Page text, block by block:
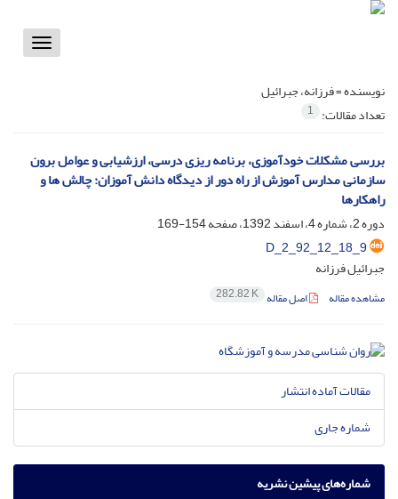
Toggle
نویسنده =فرزانه، جبرائیل
تعداد مقالات: 1
بررسی مشکلات خودآموزی، برنامه ریزی درسی، ارزشیابی و عوامل برون
سازمانی مدارس آموزش از راه دور از دیدگاه دانش آموزان: چالش ها و
راهکارها
دوره 2، شماره 4، اسفند 1392، صفحه
154-169
D_2_92_12_18_9
جبرائیل فرزانه
مشاهده مقاله اصل مقاله 282.82 K
مقالات آماده انتشار
شماره جاری
شماره‌های پیشین نشریه